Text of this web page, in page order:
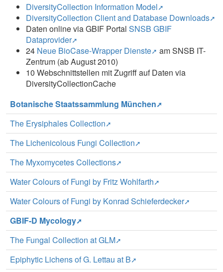
DiversityCollection Information Model
DiversityCollection Client and Database Downloads
Daten online via GBIF Portal SNSB GBIF
Dataprovider
24 Neue BioCase-Wrapper Dienste
am SNSB IT-
Zentrum (ab August 2010)
10 Webschnittstellen mit Zugriff auf Daten via
DiversityCollectionCache
Botanische Staatssammlung München
The Erysiphales Collection
The Lichenicolous Fungi Collection
The Myxomycetes Collections
Water Colours of Fungi by Fritz Wohlfarth
Water Colours of Fungi by Konrad Schieferdecker
GBIF-D Mycology
The Fungal Collection at GLM
Epiphytic Lichens of G. Lettau at B